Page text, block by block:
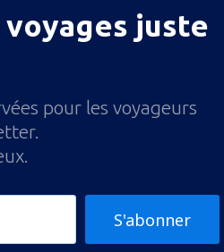
juste
pour les voyageurs
S'abonner